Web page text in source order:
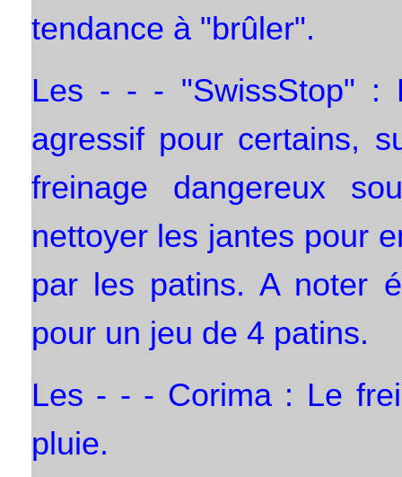
tendance à "brûler".
Les - - - "SwissStop" :
agressif pour certains,
freinage dangereux
nettoyer les jantes pour
par les patins. A noter
pour un jeu de 4 patins.
Les - - - Corima : Le
pluie.